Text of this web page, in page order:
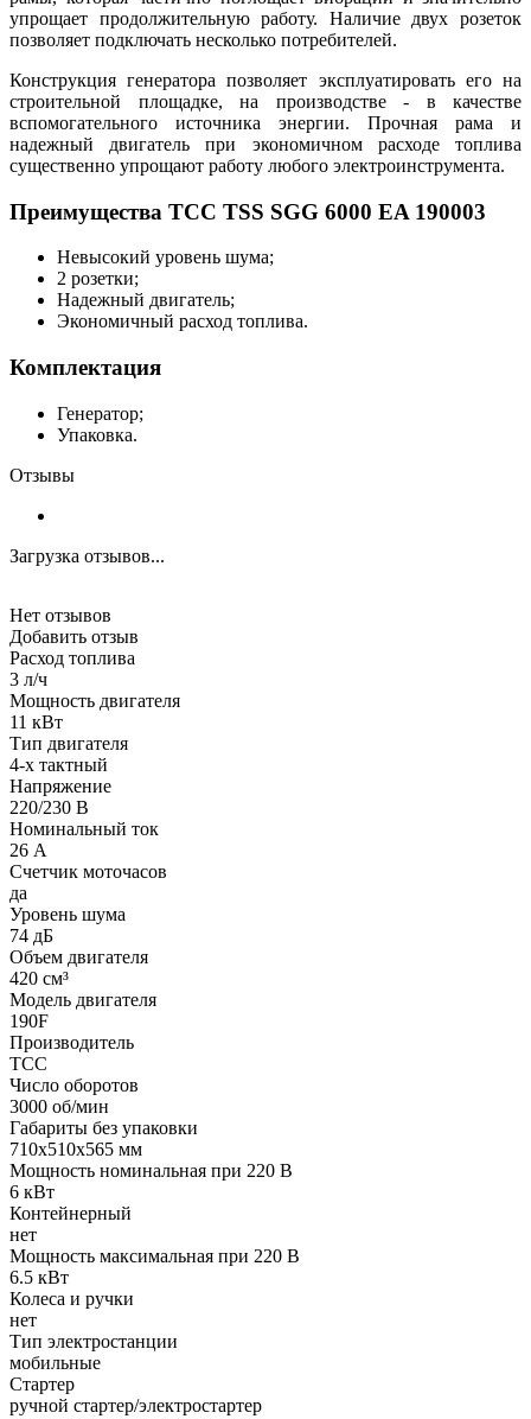
упрощает продолжительную работу. Наличие двух розеток
позволяет подключать несколько потребителей.
Конструкция генератора позволяет эксплуатировать его на
строительной площадке, на производстве - в качестве
вспомогательного источника энергии. Прочная рама и
надежный двигатель при экономичном расходе топлива
существенно упрощают работу любого электроинструмента.
Преимущества ТСС TSS SGG 6000 EA 190003
Невысокий уровень шума;
2 розетки;
Надежный двигатель;
Экономичный расход топлива.
Комплектация
Генератор;
Упаковка.
Отзывы
Загрузка отзывов...
Нет отзывов
Добавить отзыв
Расход топлива
3 л/ч
Мощность двигателя
11 кВт
Тип двигателя
4-х тактный
Напряжение
220/230 В
Номинальный ток
26 А
Счетчик моточасов
да
Уровень шума
74 дБ
Объем двигателя
420 см³
Модель двигателя
190F
Производитель
ТСС
Число оборотов
3000 об/мин
Габариты без упаковки
710х510х565 мм
Мощность номинальная при 220 В
6 кВт
Контейнерный
нет
Мощность максимальная при 220 В
6.5 кВт
Колеса и ручки
нет
Тип электростанции
мобильные
Стартер
ручной стартер/электростартер